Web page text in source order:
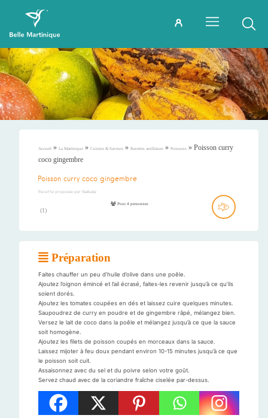
Accueil » La Martinique » Cuisine & Saveurs » Recettes antillaises » Poissons » Poisson curry
coco gingembre
Poisson curry coco gingembre
Recette proposée par Nathalie
(1)
Pour 4 personnes
Préparation
Faites chauffer un peu d’huile d’olive dans une poêle.
Ajoutez l’oignon émincé et l’ail écrasé, faites-les revenir jusqu’à ce qu’ils
soient dorés.
Ajoutez les tomates coupées en dés et laissez cuire quelques minutes.
Saupoudrez de curry en poudre et de gingembre râpé, mélangez bien.
Versez le lait de coco dans la poêle et mélangez jusqu’à ce que la sauce
soit homogène.
Ajoutez les filets de poisson coupés en morceaux dans la sauce.
Laissez mijoter à feu doux pendant environ 10-15 minutes jusqu’à ce que
le poisson soit cuit.
Assaisonnez avec du sel et du poivre selon votre goût.
Servez chaud avec de la coriandre fraîche ciselée par-dessus.